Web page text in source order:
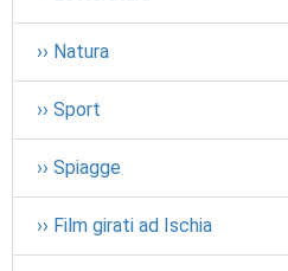
›› Natura
›› Sport
›› Spiagge
›› Film girati ad Ischia